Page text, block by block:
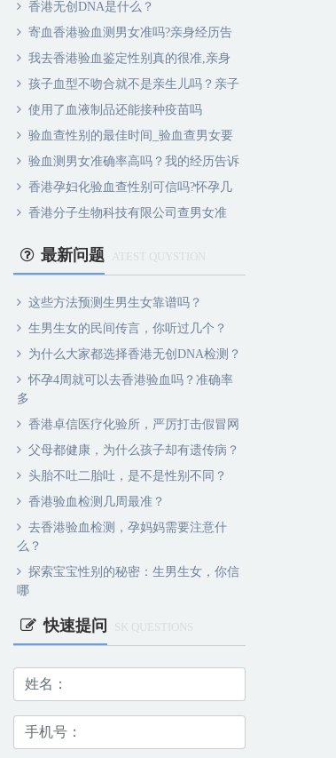
香港无创DNA是什么？
寄血香港验血测男女准吗?亲身经历告
我去香港验血鉴定性别真的很准,亲身
孩子血型不吻合就不是亲生儿吗？亲子
使用了血液制品还能接种疫苗吗
验血查性别的最佳时间_验血查男女要
验血测男女准确率高吗？我的经历告诉
香港孕妇化验血查性别可信吗?怀孕几
香港分子生物科技有限公司查男女准
最新问题 ATEST QUYSTION
这些方法预测生男生女靠谱吗？
生男生女的民间传言，你听过几个？
为什么大家都选择香港无创DNA检测？
怀孕4周就可以去香港验血吗？准确率
多
香港卓信医疗化验所，严厉打击假冒网
父母都健康，为什么孩子却有遗传病？
头胎不吐二胎吐，是不是性别不同？
香港验血检测几周最准？
去香港验血检测，孕妈妈需要注意什
么？
探索宝宝性别的秘密：生男生女，你信
哪
快速提问 SK QUESTIONS